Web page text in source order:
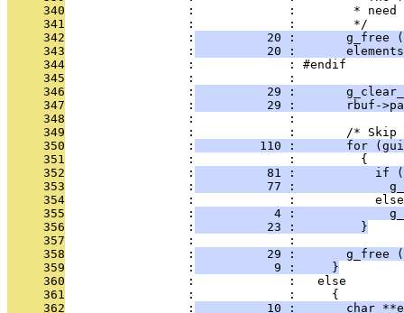
     340
:             :        *
     341
                 :             :        */
     342
                 :
20 :       g_free
     343
                 :
20 :
     344
                 :             : #endif
     345
                 :             :
     346
                 :
29 :
     347
                 :
29 :       rbuf-
     348
                 :             :
     349
:             :       /*
     350
                 :
110 :       for
     351
                 :             :         {
     352
                 :
81 :           if
     353
                 :
77 :
     354
                 :             :           else
     355
                 :
4 :
     356
                 :
          23 :         }
     357
                 :             :
     358
                 :
29 :       g_free
     359
                 :
           9 :     }
     360
                 :             :   else
     361
                 :             :     {
     362
                 :
10 :       char